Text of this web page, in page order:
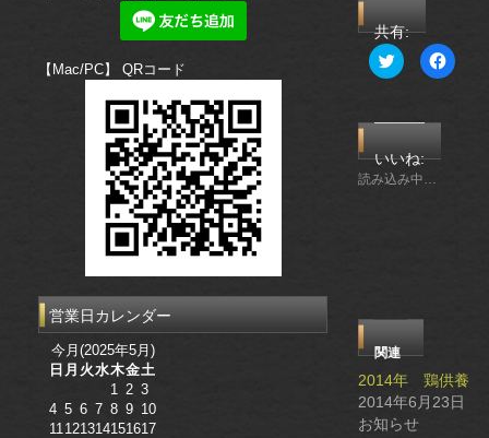
共有:
ク
リ
て
で
共
有
(新
き
す)
で
ド
ウ
で
開
いいね:
読み込み中…
関連
2014年 鶏供養
2014年6月23日
お知らせ
【Mac/PC】 QRコード
営業日カレンダー
今月(2025年5月)
日 月 火水木金土
1 2 3
4 5 6 7 8 9 10
11121314151617